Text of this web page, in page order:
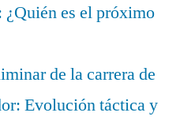
es el próximo
de la carrera de
Evolución táctica y